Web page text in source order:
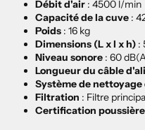
Débit d'air : 4500 l/min
Capacité de la cuve :
Poids : 16 kg
Dimensions (L x l x h) :
Niveau sonore : 60
Longueur du câble
Système de
Filtration : Filtre
Certification